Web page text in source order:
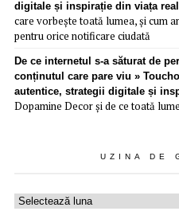
digitale și inspirație din viața
care vorbește toată lumea, și cum
pentru orice notificare ciudată
De ce internetul s-a săturat de
conținutul care pare viu »
autentice, strategii digitale și
Dopamine Decor și de ce toată
UZINA DE
Uzina